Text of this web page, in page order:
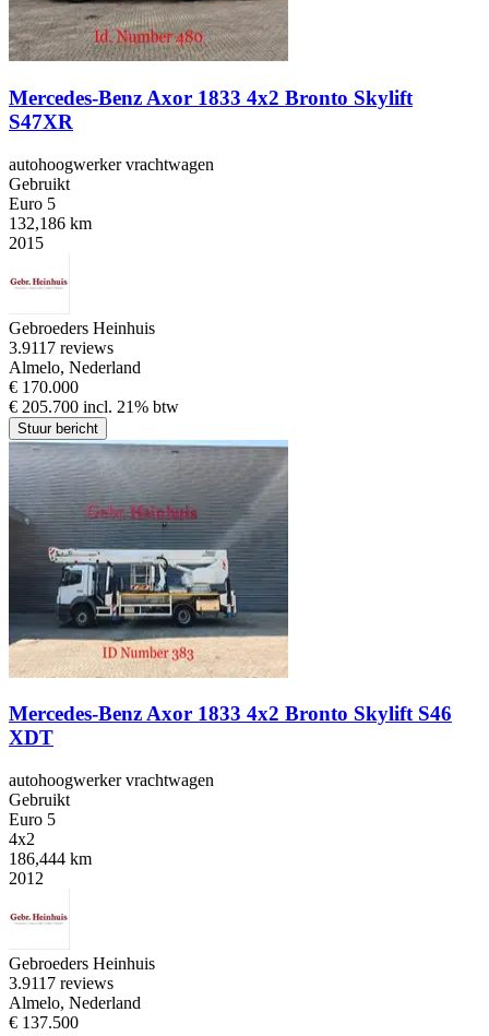
Mercedes-Benz Axor 1833 4x2 Bronto Skylift
S47XR
autohoogwerker vrachtwagen
Gebruikt
Euro 5
132,186 km
2015
Gebroeders Heinhuis
3.9117 reviews
Almelo, Nederland
€ 170.000
€ 205.700 incl. 21% btw
Stuur bericht
Mercedes-Benz Axor 1833 4x2 Bronto Skylift S46
XDT
autohoogwerker vrachtwagen
Gebruikt
Euro 5
4x2
186,444 km
2012
Gebroeders Heinhuis
3.9117 reviews
Almelo, Nederland
€ 137.500